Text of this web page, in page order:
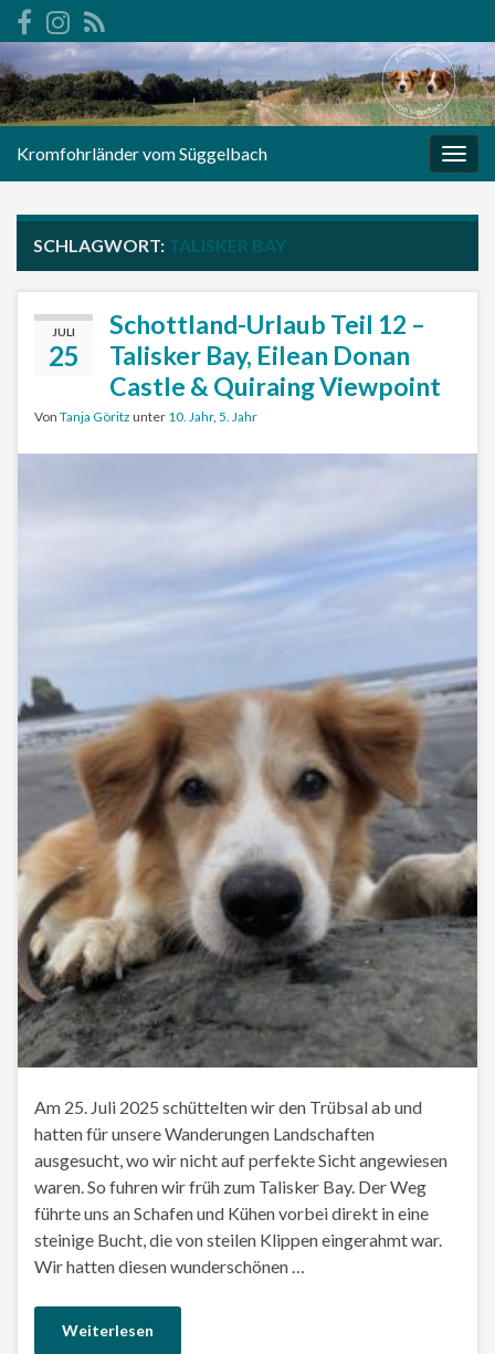
Kromfohrländer vom Süggelbach
SCHLAGWORT: TALISKER BAY
JULI
25
Schottland-Urlaub Teil 12 –
Talisker Bay, Eilean Donan
Castle & Quiraing Viewpoint
Von Tanja Göritz unter 10. Jahr, 5. Jahr
Am 25. Juli 2025 schüttelten wir den Trübsal ab und
hatten für unsere Wanderungen Landschaften
ausgesucht, wo wir nicht auf perfekte Sicht angewiesen
waren. So fuhren wir früh zum Talisker Bay. Der Weg
führte uns an Schafen und Kühen vorbei direkt in eine
steinige Bucht, die von steilen Klippen eingerahmt war.
Wir hatten diesen wunderschönen …
Weiterlesen